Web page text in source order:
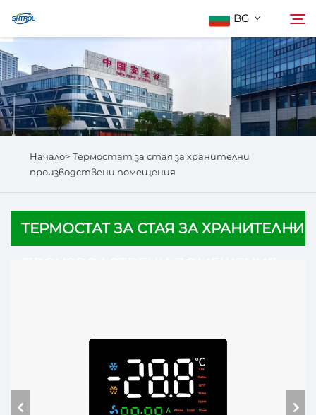
BG
За Нас
Продукти
Свържете Се с Нас
Търсене
Начало> Термостат за стая за хранителни
производствени помещения
ТЕРМОСТАТ ЗА СТАЯ ЗА ХРАНИТЕЛНИ